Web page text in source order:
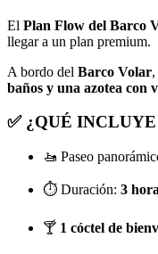
El Plan Flow del Barco
llegar a un plan premium.
A bordo del Barco Volar
baños y una azotea con
✅ ¿QUÉ
🚤 Paseo
⏱️ Duración: 3
🍸 1 cóctel de